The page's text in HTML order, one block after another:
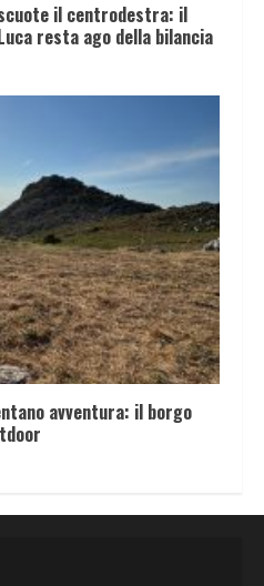
il centrodestra: il
resta ago della bilancia
avventura: il borgo